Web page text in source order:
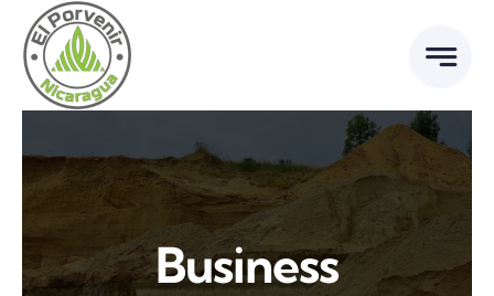
contenido
Business